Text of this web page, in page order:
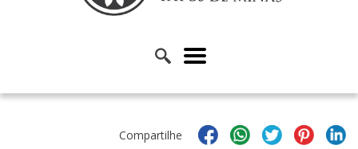
Compartilhe